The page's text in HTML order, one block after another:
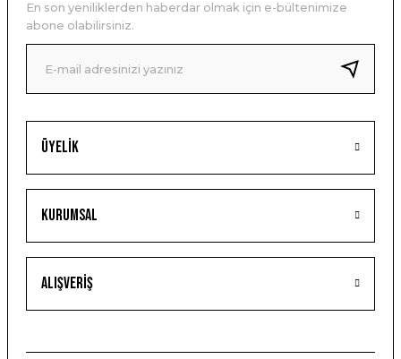
Üyelik
Kurumsal
Alışveriş
En son yeniliklerden haberdar olmak için e-bültenimize
abone olabilirsiniz.